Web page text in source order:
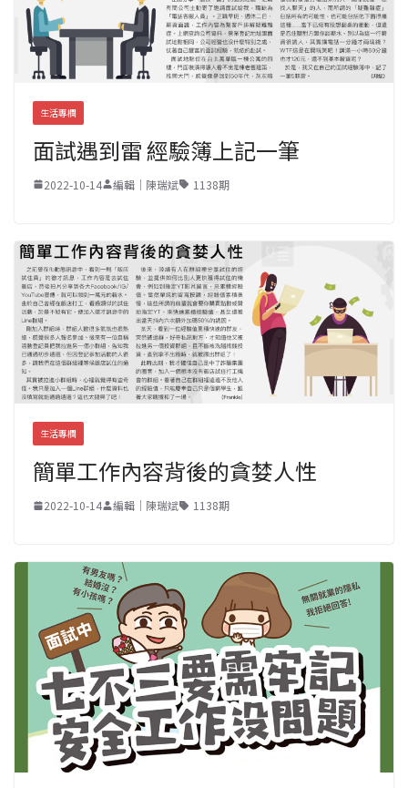
生活專欄
面試遇到雷 經驗簿上記一筆
2022-10-14 編輯｜陳瑞斌 1138期
生活專欄
簡單工作內容背後的貪婪人性
2022-10-14 編輯｜陳瑞斌 1138期